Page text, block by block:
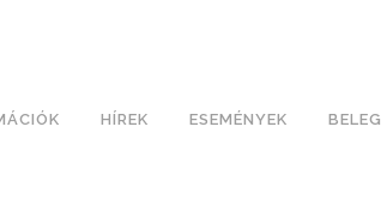
HÍREK ESEMÉNYEK BELEG